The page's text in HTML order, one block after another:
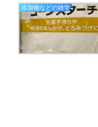
添加物などの雑学